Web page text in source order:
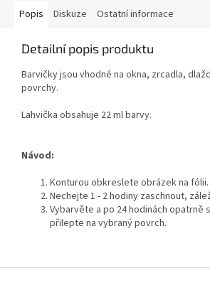
Popis Diskuze Ostatní informace
Detailní popis produktu
Barvičky jsou vhodné na okna, zrcadla,
povrchy.
Lahvička obsahuje 22 ml barvy.
Návod:
Konturou obkreslete obrázek na fólii.
Nechejte 1 - 2 hodiny zaschnout,
Vybarvěte a po 24 hodinách opatrně
přilepte na vybraný povrch.